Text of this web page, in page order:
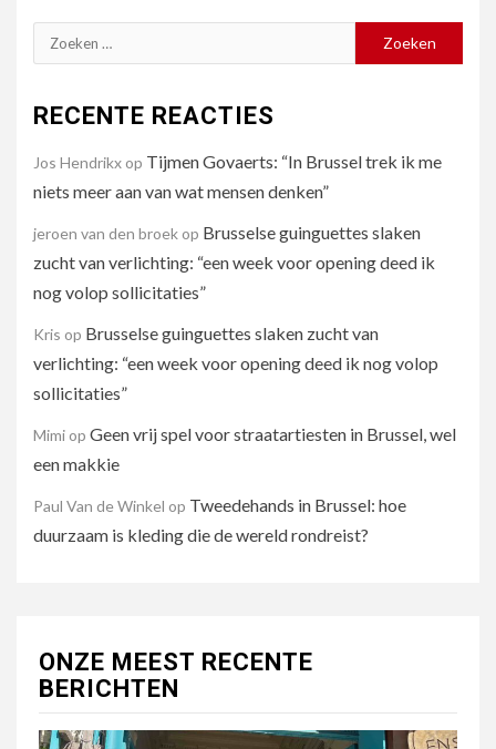
Zoeken
naar:
RECENTE REACTIES
Jos Hendrikx op Tijmen Govaerts: “In Brussel trek ik me
niets meer aan van wat mensen denken”
jeroen van den broek op Brusselse guinguettes slaken
zucht van verlichting: “een week voor opening deed ik
nog volop sollicitaties”
Kris op Brusselse guinguettes slaken zucht van
verlichting: “een week voor opening deed ik nog volop
sollicitaties”
Mimi op Geen vrij spel voor straatartiesten in Brussel, wel
een makkie
Paul Van de Winkel op Tweedehands in Brussel: hoe
duurzaam is kleding die de wereld rondreist?
ONZE MEEST RECENTE
BERICHTEN